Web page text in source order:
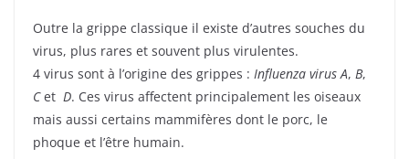
Outre la grippe classique il existe d’autres souches du
virus, plus rares et souvent plus virulentes.
4 virus sont à l’origine des grippes : Influenza virus A, B,
Cet D. Ces virus affectent principalement les oiseaux
mais aussi certains mammifères dont le porc, le
phoque et l’être humain.